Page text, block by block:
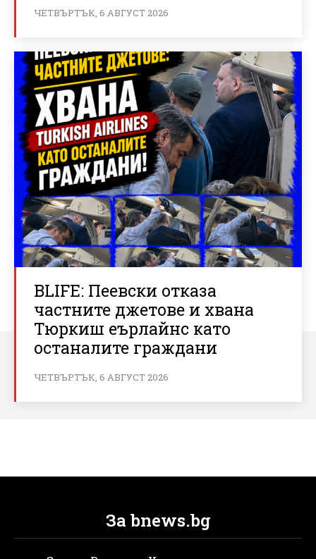
ЧЕТВЪРТЪК, 6 АВГУСТ 2026
BLIFE: Пеевски отказа
частните джетове и хвана
Тюркиш еърлайнс като
останалите граждани
ЧЕТВЪРТЪК, 6 АВГУСТ 2026
За bnews.bg